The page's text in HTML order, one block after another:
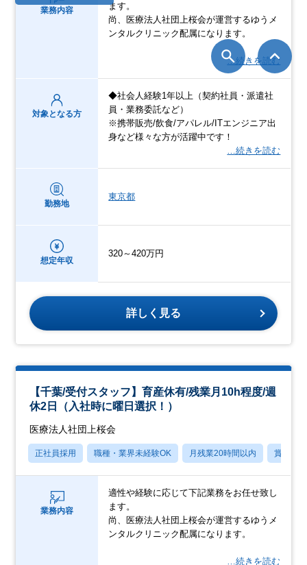
業務内容
ます。
尚、医療法人社団上桜会が運営するゆうメ
ンタルクリニック配属になります。
…続きを読む
対象となる方
◆社会人経験1年以上（契約社員・派遣社
員・業務委託など）
※携帯販売/飲食/アパレル/ITエンジニア出
身など様々な方が活躍中です！
…続きを読む
勤務地
東京都
想定年収
320～420万円
詳しく見る
【千葉/受付スタッフ】育産休有/残業月10h程度/週
休2日（入社時に曜日選択！）
医療法人社団上桜会
正社員採用 職種・業界未経験OK 月残業20時間以内 賞与あり
業務内容
適性や経験に応じて下記業務をお任せ致し
ます。
尚、医療法人社団上桜会が運営するゆうメ
ンタルクリニック配属になります。
…続きを読む